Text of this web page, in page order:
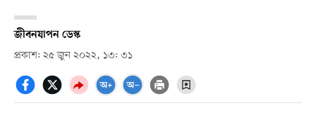
জীবনযাপন ডেস্ক
প্রকাশ: ২৫ জুন ২০২২, ১৩: ৩১